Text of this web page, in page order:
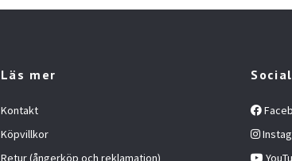
Läs mer
Kontakt
Köpvillkor
Retur (ångerköp och reklamation)